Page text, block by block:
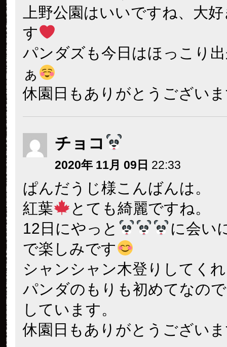
上野公園はいいですね、大
す
パンダズも今日はほっこり
ぁ
休園日もありがとうござい
チョコ
2020年 11月 09日 22:33
ぱんだうじ様こんばんは。
紅葉
とても綺麗ですね。
12日にやっと
に会い
で楽しみです
シャンシャン木登りしてく
パンダのもりも初めてなの
しています。
休園日もありがとうござい